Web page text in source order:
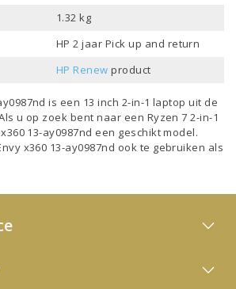
1.32 kg
HP 2 jaar Pick up and return
HP Renew product
is een 13 inch 2-in-1 laptop uit de
u op zoek bent naar een Ryzen 7 2-in-1
13-ay0987nd een geschikt model.
x360 13-ay0987nd ook te gebruiken als